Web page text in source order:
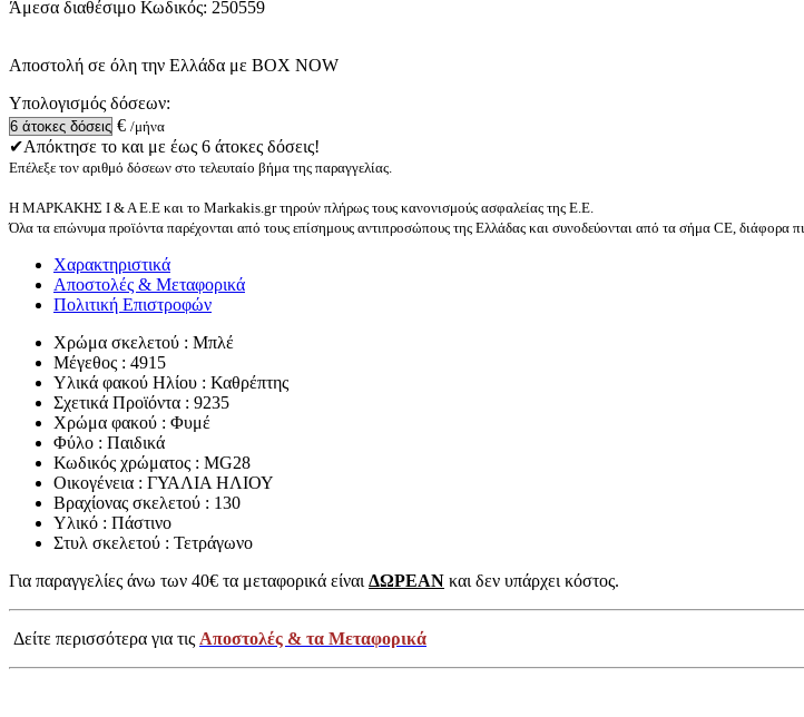
Άμεσα διαθέσιμο Κωδικός: 250559
Αποστολή σε όλη την Ελλάδα με BOX NOW
Υπολογισμός δόσεων:
€ /μήνα
✔Απόκτησε το και με έως 6 άτοκες δόσεις!
Επέλεξε τον αριθμό δόσεων στο τελευταίο βήμα της παραγγελίας.
Η ΜΑΡΚΑΚΗΣ Ι & Α Ε.Ε και το Markakis.gr τηρούν πλήρως τους κανονισμούς ασφαλείας της Ε.Ε.
Όλα τα επώνυμα προϊόντα παρέχονται από τους επίσημους αντιπροσώπους της Ελλάδας και συνοδεύονται από τα σήμα CE, διάφορα
Χαρακτηριστικά
Αποστολές & Μεταφορικά
Πολιτική Επιστροφών
Χρώμα σκελετού : Μπλέ
Μέγεθος : 4915
Υλικά φακού Ηλίου : Καθρέπτης
Σχετικά Προϊόντα : 9235
Χρώμα φακού : Φυμέ
Φύλο : Παιδικά
Κωδικός χρώματος : MG28
Οικογένεια : ΓΥΑΛΙΑ ΗΛΙΟΥ
Βραχίονας σκελετού : 130
Υλικό : Πάστινο
Στυλ σκελετού : Τετράγωνο
Για παραγγελίες άνω των 40€ τα μεταφορικά είναι ΔΩΡΕΑΝ και δεν υπάρχει κόστος.
Δείτε περισσότερα για τις Αποστολές & τα Μεταφορικά